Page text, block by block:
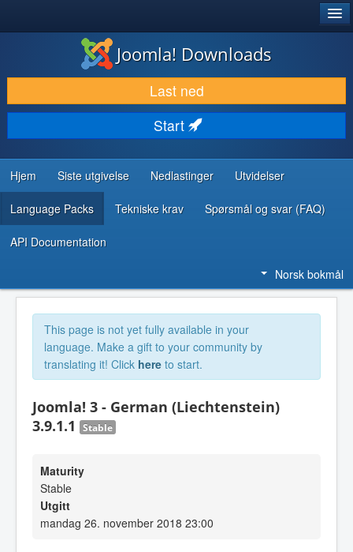
LAST NED & UTVID
OPPDAG & LÆR
SAMFUNN & BRUKERSTØTTE
UTVIKLINGSRESSURSER
Joomla! Downloads
Last ned
Start
Hjem Siste utgivelse Nedlastinger Utvidelser
Language Packs Tekniske krav Spørsmål og svar (FAQ)
API Documentation
Norsk bokmål
This page is not yet fully available in your
language. Make a gift to your community by
translating it! Click here to start.
Joomla! 3 - German (Liechtenstein)
3.9.1.1
Stable
Maturity
Stable
Utgitt
mandag 26. november 2018 23:00